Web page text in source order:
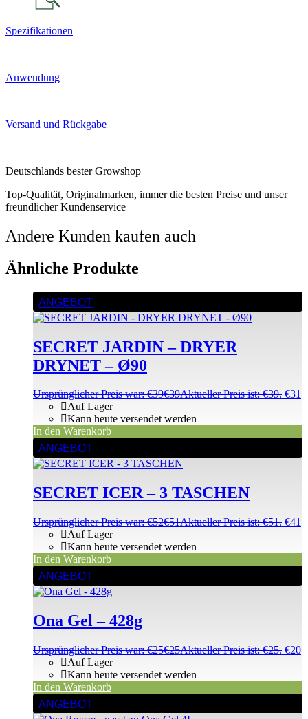
Spezifikationen
Anwendung
Versand und Rückgabe
Deutschlands bester Growshop
Top-Qualität, Originalmarken, immer die besten Preise und unser
freundlicher Kundenservice
Andere Kunden kaufen auch
Ähnliche Produkte
ANGEBOT
SECRET JARDIN – DRYER
DRYNET – Ø90
Ursprünglicher Preis war: €39€39Aktueller Preis ist: €39. €31
Auf Lager
Kann heute versendet werden
In den Warenkorb
ANGEBOT
SECRET ICER – 3 TASCHEN
Ursprünglicher Preis war: €52€51Aktueller Preis ist: €51. €41
Auf Lager
Kann heute versendet werden
In den Warenkorb
ANGEBOT
Ona Gel – 428g
Ursprünglicher Preis war: €25€25Aktueller Preis ist: €25. €20
Auf Lager
Kann heute versendet werden
In den Warenkorb
ANGEBOT